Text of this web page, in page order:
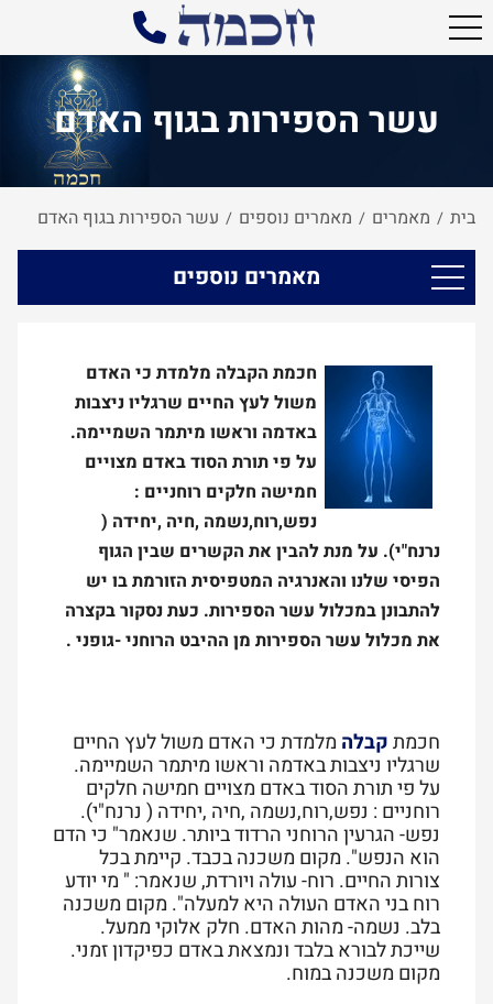
עשר הספירות בגוף האדם
בית / מאמרים / מאמרים נוספים / עשר הספירות בגוף האדם
מאמרים נוספים
חכמת הקבלה מלמדת כי האדם
משול לעץ החיים שרגליו ניצבות
באדמה וראשו מיתמר השמיימה.
על פי תורת הסוד באדם מצויים
חמישה חלקים רוחניים :
נפש,רוח,נשמה ,חיה ,יחידה (
נרנח"י). על מנת להבין את הקשרים שבין הגוף
הפיסי שלנו והאנרגיה המטפיסית הזורמת בו יש
להתבונן במכלול עשר הספירות. כעת נסקור בקצרה
את מכלול עשר הספירות מן ההיבט הרוחני -גופני .
חכמתקבלה מלמדת כי האדם משול לעץ החיים
שרגליו ניצבות באדמה וראשו מיתמר השמיימה.
על פי תורת הסוד באדם מצויים חמישה חלקים
רוחניים : נפש,רוח,נשמה ,חיה ,יחידה ( נרנח"י).
נפש- הגרעין הרוחני הרדוד ביותר. שנאמר" כי הדם
הוא הנפש". מקום משכנה בכבד. קיימת בכל
צורות החיים. רוח- עולה ויורדת, שנאמר: " מי יודע
רוח בני האדם העולה היא למעלה". מקום משכנה
בלב. נשמה- מהות האדם. חלק אלוקי ממעל.
שייכת לבורא בלבד ונמצאת באדם כפיקדון זמני.
מקום משכנה במוח.